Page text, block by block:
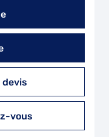
devis
vous